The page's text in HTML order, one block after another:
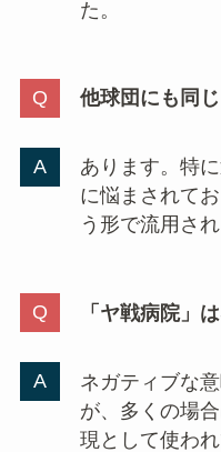
た。
他球団にも同
あります。特
に悩まされて
う形で流用さ
「ヤ戦病院」
ネガティブな
が、多くの場
現として使わ